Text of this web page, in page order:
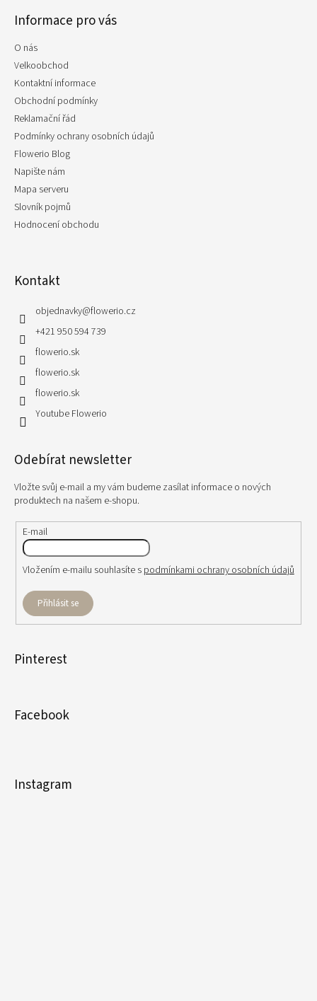
Informace pro vás
O nás
Velkoobchod
Kontaktní informace
Obchodní podmínky
Reklamační řád
Podmínky ochrany osobních údajů
Flowerio Blog
Napište nám
Mapa serveru
Slovník pojmů
Hodnocení obchodu
Kontakt
objednavky@flowerio.cz
+421 950 594 739
flowerio.sk
flowerio.sk
flowerio.sk
Youtube Flowerio
Odebírat newsletter
Vložte svůj e-mail a my vám budeme zasílat informace o nových
produktech na našem e-shopu.
E-mail
Vložením e-mailu souhlasíte spodmínkami ochrany osobních údajů
Přihlásit se
Pinterest
Facebook
Instagram